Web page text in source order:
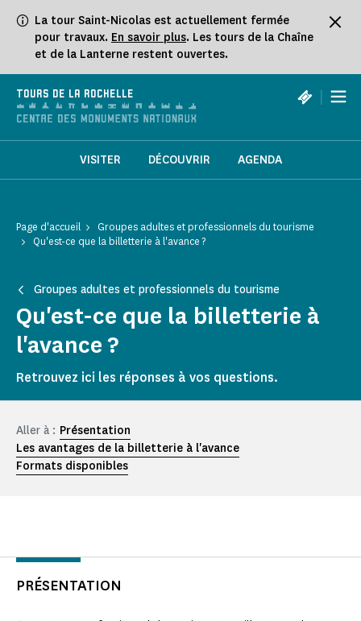
La tour Saint-Nicolas est actuellement fermée
pour travaux. En savoir plus. Les tours de la Chaîne
et de la Lanterne restent ouvertes.
TOURS DE LA ROCHELLE |
VISITER DÉCOUVRIR AGENDA
Page d'accueil
Groupes adultes et professionnels du tourisme
Qu'est-ce que la billetterie à l'avance ?
Groupes adultes et professionnels du tourisme
Qu'est-ce que la billetterie à
l'avance ?
Retrouvez ici les réponses à vos questions.
Aller à : Présentation
Les avantages de la billetterie à l'avance
Formats disponibles
PRÉSENTATION